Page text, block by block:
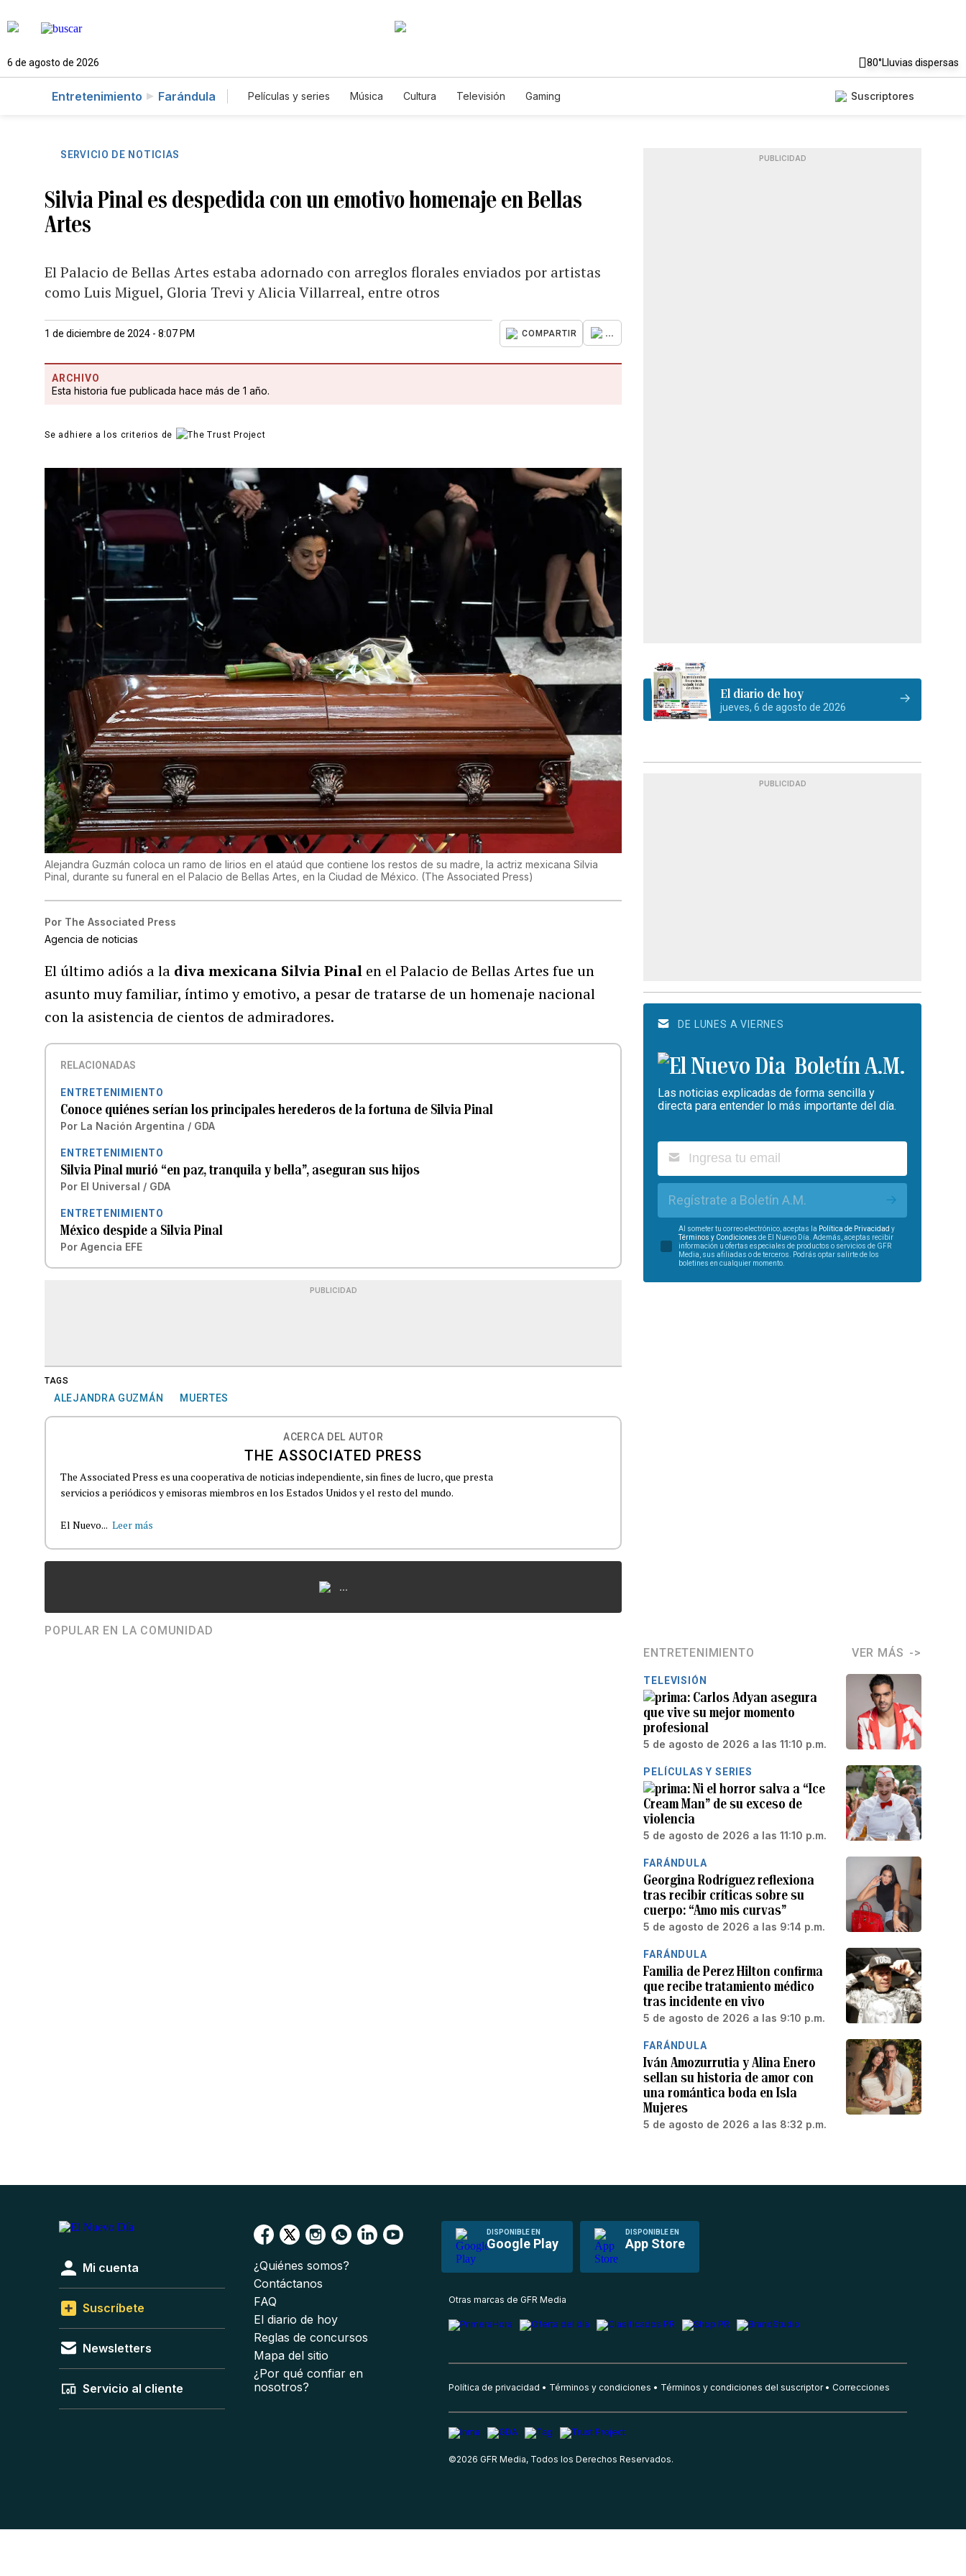
6 de agosto de 2026 80°Lluvias dispersas
Entretenimiento Farándula Películas y series Música Cultura Televisión Gaming Suscriptores
SERVICIO DE NOTICIAS
Silvia Pinal es despedida con un emotivo homenaje en Bellas
Artes
El Palacio de Bellas Artes estaba adornado con arreglos florales enviados por artistas
como Luis Miguel, Gloria Trevi y Alicia Villarreal, entre otros
1 de diciembre de 2024 - 8:07 PM COMPARTIR ...
ARCHIVO
Esta historia fue publicada hace más de 1 año.
Se adhiere a los criterios de
Alejandra Guzmán coloca un ramo de lirios en el ataúd que contiene los restos de su madre, la actriz mexicana Silvia
Pinal, durante su funeral en el Palacio de Bellas Artes, en la Ciudad de México. (The Associated Press)
Por The Associated Press
Agencia de noticias
El último adiós a la diva mexicana Silvia Pinal en el Palacio de Bellas Artes fue un
asunto muy familiar, íntimo y emotivo, a pesar de tratarse de un homenaje nacional
con la asistencia de cientos de admiradores.
RELACIONADAS
ENTRETENIMIENTO
Conoce quiénes serían los principales herederos de la fortuna de Silvia Pinal
Por La Nación Argentina / GDA
ENTRETENIMIENTO
Silvia Pinal murió “en paz, tranquila y bella”, aseguran sus hijos
Por El Universal / GDA
ENTRETENIMIENTO
México despide a Silvia Pinal
Por Agencia EFE
PUBLICIDAD
TAGS
ALEJANDRA GUZMÁN MUERTES
ACERCA DEL AUTOR
THE ASSOCIATED PRESS
The Associated Press es una cooperativa de noticias independiente, sin fines de lucro, que presta
servicios a periódicos y emisoras miembros en los Estados Unidos y el resto del mundo.
El Nuevo... Leer más
...
POPULAR EN LA COMUNIDAD
PUBLICIDAD
El diario de hoy
jueves, 6 de agosto de 2026
PUBLICIDAD
DE LUNES A VIERNES
Boletín A.M.
Las noticias explicadas de forma sencilla y
directa para entender lo más importante del día.
Regístrate a Boletín A.M.
Al someter tu correo electrónico, aceptas la Política de Privacidad y
Términos y Condiciones de El Nuevo Día. Además, aceptas recibir
información u ofertas especiales de productos o servicios de GFR
Media, sus afiliadas o de terceros. Podrás optar salirte de los
boletines en cualquier momento.
ENTRETENIMIENTO VER MÁS
TELEVISIÓN
Carlos Adyan asegura
que vive su mejor momento
profesional
5 de agosto de 2026 a las 11:10 p.m.
PELÍCULAS Y SERIES
Ni el horror salva a “Ice
Cream Man” de su exceso de
violencia
5 de agosto de 2026 a las 11:10 p.m.
FARÁNDULA
Georgina Rodríguez reflexiona
tras recibir críticas sobre su
cuerpo: “Amo mis curvas”
5 de agosto de 2026 a las 9:14 p.m.
FARÁNDULA
Familia de Perez Hilton confirma
que recibe tratamiento médico
tras incidente en vivo
5 de agosto de 2026 a las 9:10 p.m.
FARÁNDULA
Iván Amozurrutia y Alina Enero
sellan su historia de amor con
una romántica boda en Isla
Mujeres
5 de agosto de 2026 a las 8:32 p.m.
DISPONIBLE EN
Google Play
DISPONIBLE EN
App Store
Mi cuenta
Suscríbete
Newsletters
Servicio al cliente
¿Quiénes somos?
Contáctanos
FAQ
El diario de hoy
Reglas de concursos
Mapa del sitio
¿Por qué confiar en
nosotros?
Otras marcas de GFR Media
Política de privacidad Términos y condiciones Términos y condiciones del suscriptor Correcciones
©2026 GFR Media, Todos los Derechos Reservados.